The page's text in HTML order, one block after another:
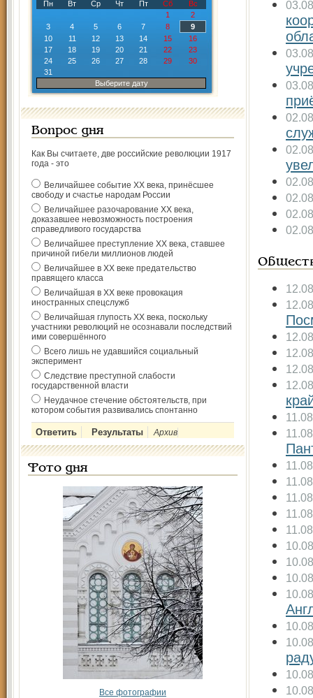
Пн
Вт Ср Чт Пт Сб
Вс
1
2
3
4 5 6 7 8
9
10
11 12 13 14 15
16
17
18 19 20 21 22
23
24
25 26 27 28 29
30
31
Выберите дату
Вопрос дня
Как Вы считаете, две российские революции 1917
года - это
Величайшее событие ХХ века, принёсшее
свободу и счастье народам России
Величайшее разочарование ХХ века,
доказавшее невозможность построения
справедливого государства
Величайшее преступление ХХ века, ставшее
причиной гибели миллионов людей
Величайшее в ХХ веке предательство
правящего класса
Величайшая в ХХ веке провокация
иностранных спецслужб
Величайшая глупость ХХ века, поскольку
участники революций не осознавали последствий
ими совершённого
Всего лишь не удавшийся социальный
эксперимент
Следствие преступной слабости
государственной власти
Неудачное стечение обстоятельств, при
котором события развивались спонтанно
Архив
Фото дня
Все фотографии